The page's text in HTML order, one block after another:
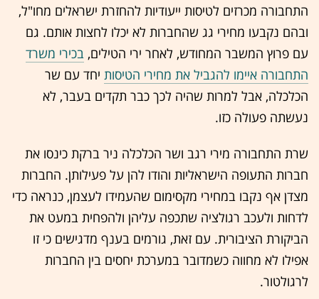
התחבורה מכרזים לטיסות ייעודיות להחזרת ישראלים מחו"ל,
ובהם נקבעו מחירי גג שהחברות לא יכלו לחצות אותם. גם
עם פרוץ המשבר המחודש, לאחר ירי הטילים, בכירי משרד
התחבורה איימו להגביל את מחירי הטיסות יחד עם שר
הכלכלה, אבל למרות שהיה לכך כבר תקדים בעבר, לא
נעשתה פעולה כזו.
שרת התחבורה מירי רגב ושר הכלכלה ניר ברקת כינסו את
חברות התעופה הישראליות והודו להן על פעילותן. החברות
מצדן אף נקבו במחירי מקסימום שהעמידו לעצמן, כנראה כדי
לדחות ולעכב רגולציה שתכפה עליהן ולהפחית במעט את
הביקורת הציבורית. עם זאת, גורמים בענף מדגישים כי זו
אפילו לא מחווה כשמדובר במערכת יחסים בין החברות
לרגולטור.